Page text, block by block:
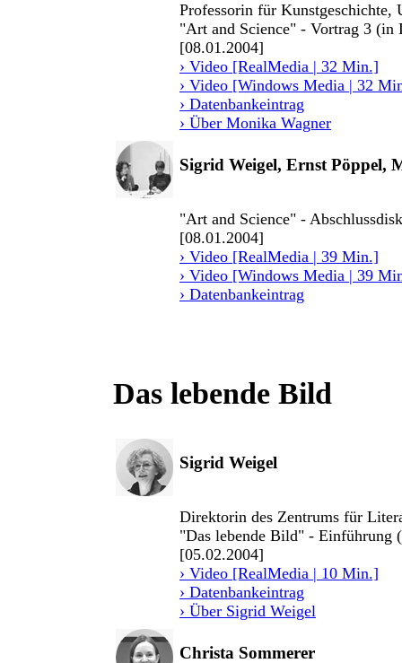
Professorin für Kunstgeschichte,
"Art and Science" - Vortrag 3 (in
[08.01.2004]
› Video [RealMedia | 32 Min.]
› Video [Windows Media | 32
› Datenbankeintrag
› Über Monika Wagner
Sigrid Weigel, Ernst Pöppel,
"Art and Science" -
[08.01.2004]
› Video [RealMedia | 39 Min.]
› Video [Windows Media | 39
› Datenbankeintrag
Das lebende Bild
Sigrid Weigel
Direktorin des Zentrums für
"Das lebende Bild" - Einführung
[05.02.2004]
› Video [RealMedia | 10 Min.]
› Datenbankeintrag
› Über Sigrid Weigel
Christa Sommerer